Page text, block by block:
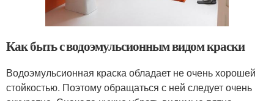
Как быть с водоэмульсионным видом краски
Водоэмульсионная краска обладает не очень хорошей
стойкостью. Поэтому обращаться с ней следует очень